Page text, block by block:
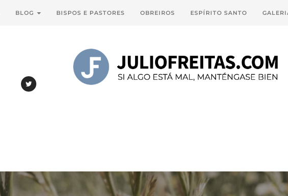
BLOG BISPOS E PASTORES OBREIROS ESPÍRITO SANTO